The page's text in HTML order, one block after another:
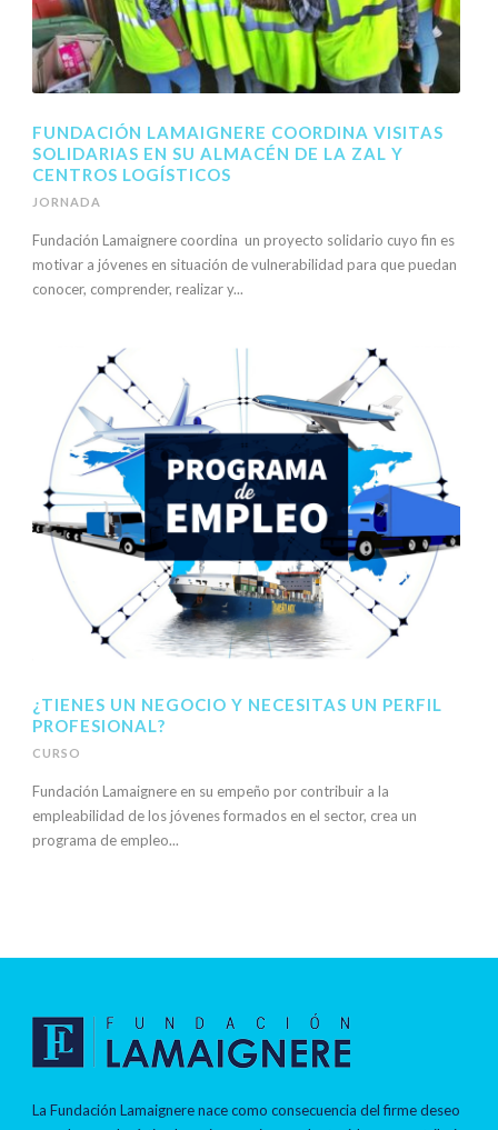
FUNDACIÓN LAMAIGNERE COORDINA VISITAS
SOLIDARIAS EN SU ALMACÉN DE LA ZAL Y
CENTROS LOGÍSTICOS
JORNADA
Fundación Lamaignere coordina un proyecto solidario cuyo fin es
motivar a jóvenes en situación de vulnerabilidad para que puedan
conocer, comprender, realizar y...
¿TIENES UN NEGOCIO Y NECESITAS UN PERFIL
PROFESIONAL?
CURSO
Fundación Lamaignere en su empeño por contribuir a la
empleabilidad de los jóvenes formados en el sector, crea un
programa de empleo...
La Fundación Lamaignere nace como consecuencia del firme deseo